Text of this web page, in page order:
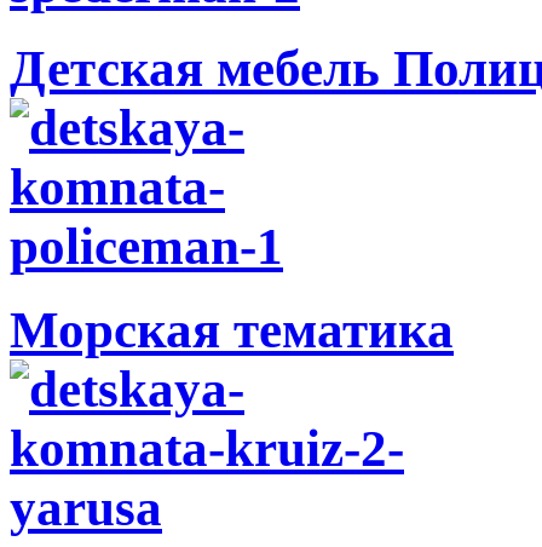
Детская мебель
Морская тематика